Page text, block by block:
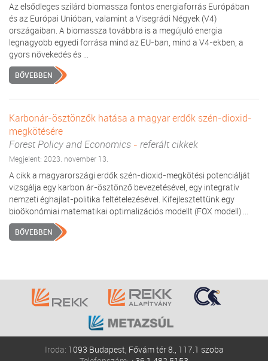
Az elsődleges szilárd biomassza fontos energiaforrás Európában
és az Európai Unióban, valamint a Visegrádi Négyek (V4)
országaiban. A biomassza továbbra is a megújuló energia
legnagyobb egyedi forrása mind az EU-ban, mind a V4-ekben, a
gyors növekedés és ...
BŐVEBBEN
Karbonár-ösztönzők hatása a magyar erdők szén-dioxid-
megkötésére
Forest Policy and Economics - referált cikkek
Megjelent: 2023. november 13.
A cikk a magyarországi erdők szén-dioxid-megkötési potenciálját
vizsgálja egy karbon ár-ösztönző bevezetésével, egy integratív
nemzeti éghajlat-politika feltételezésével. Kifejlesztettünk egy
bioökonómiai matematikai optimalizációs modellt (FOX modell) ...
BŐVEBBEN
Iroda: 1093 Budapest, Fővám tér 8., 117.1 szoba